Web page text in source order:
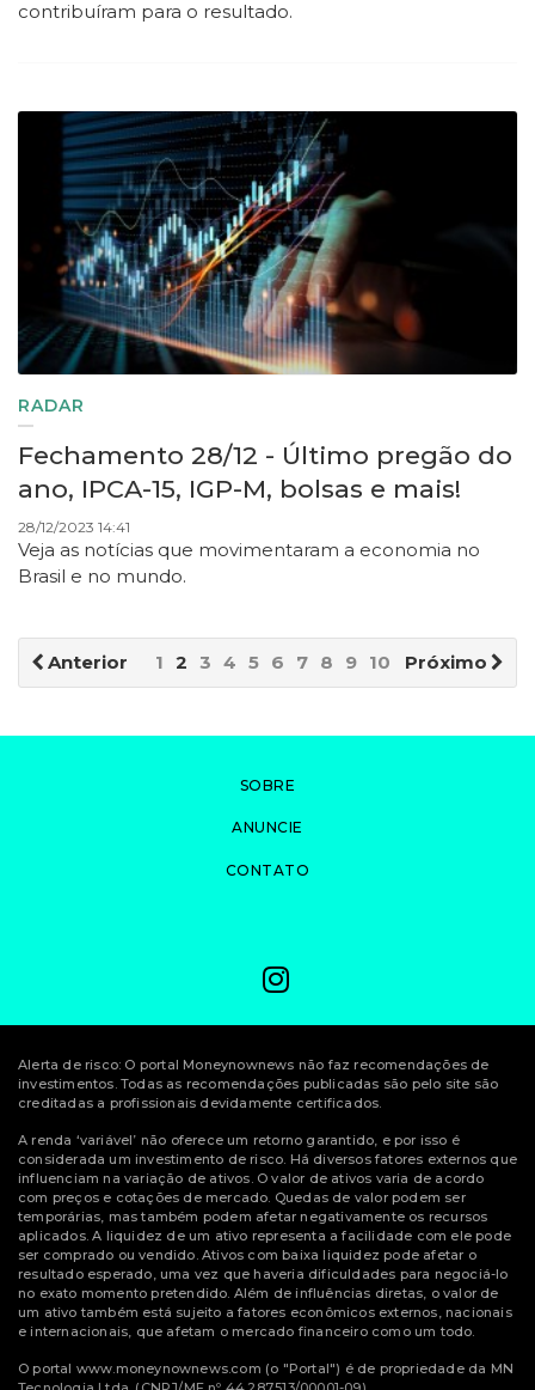
contribuíram para o resultado.
RADAR
Fechamento 28/12 - Último pregão do
ano, IPCA-15, IGP-M, bolsas e mais!
28/12/2023 14:41
Veja as notícias que movimentaram a economia no
Brasil e no mundo.
Anterior Próximo
1 2 3 4 5 6 7 8 9 10
SOBRE
ANUNCIE
CONTATO
Alerta de risco: O portal Moneynownews não faz recomendações de
investimentos. Todas as recomendações publicadas são pelo site são
creditadas a profissionais devidamente certificados.
A renda ‘variável’ não oferece um retorno garantido, e por isso é
considerada um investimento de risco. Há diversos fatores externos que
influenciam na variação de ativos. O valor de ativos varia de acordo
com preços e cotações de mercado. Quedas de valor podem ser
temporárias, mas também podem afetar negativamente os recursos
aplicados. A liquidez de um ativo representa a facilidade com ele pode
ser comprado ou vendido. Ativos com baixa liquidez pode afetar o
resultado esperado, uma vez que haveria dificuldades para negociá-lo
no exato momento pretendido. Além de influências diretas, o valor de
um ativo também está sujeito a fatores econômicos externos, nacionais
e internacionais, que afetam o mercado financeiro como um todo.
O portal www.moneynownews.com (o "Portal") é de propriedade da MN